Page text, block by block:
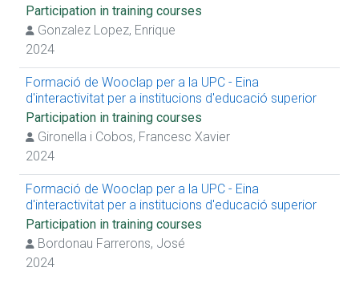
Participation in training courses
Gonzalez Lopez, Enrique
2024
Formació de Wooclap per a la UPC - Eina
d'interactivitat per a institucions d'educació superior
Participation in training courses
Gironella i Cobos, Francesc Xavier
2024
Formació de Wooclap per a la UPC - Eina
d'interactivitat per a institucions d'educació superior
Participation in training courses
Bordonau Farrerons, José
2024